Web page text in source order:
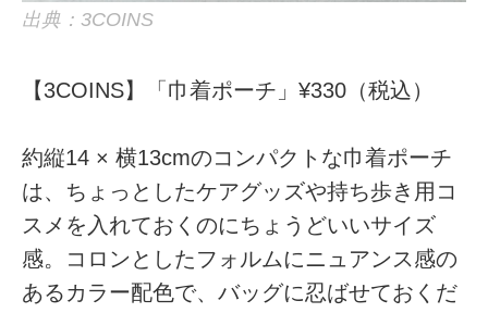
出典：3COINS
【3COINS】「巾着ポーチ」¥330（税込）
約縦14 × 横13cmのコンパクトな巾着ポーチ
は、ちょっとしたケアグッズや持ち歩き用コ
スメを入れておくのにちょうどいいサイズ
感。コロンとしたフォルムにニュアンス感の
あるカラー配色で、バッグに忍ばせておくだ